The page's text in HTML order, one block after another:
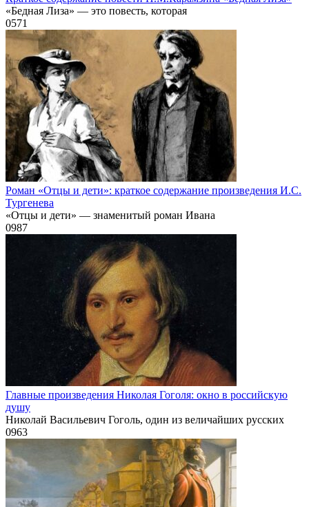
«Бедная Лиза» — это повесть, которая
0571
Роман «Отцы и дети»: краткое содержание произведения И.С.
Тургенева
«Отцы и дети» — знаменитый роман Ивана
0987
Главные произведения Николая Гоголя: окно в российскую
душу
Николай Васильевич Гоголь, один из величайших русских
0963